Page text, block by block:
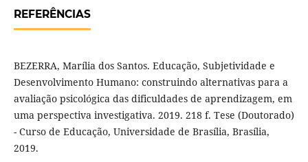
REFERÊNCIAS
BEZERRA, Marília dos Santos. Educação, Subjetividade e
Desenvolvimento Humano: construindo alternativas para a
avaliação psicológica das dificuldades de aprendizagem, em
uma perspectiva investigativa. 2019. 218 f. Tese (Doutorado)
- Curso de Educação, Universidade de Brasília, Brasília,
2019.